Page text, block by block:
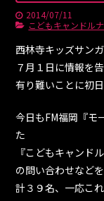
2014/07/11
こどもキャンドル
西林寺キッズサン
７月１日に情報を告
有り難いことに初
今日もFM福岡『モ
た
『こどもキャンド
の問い合わせなどを
計３９名、一応こ